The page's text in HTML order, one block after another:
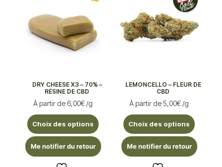
DRY CHEESE X3 – 70% –
RÉSINE DE CBD
À partir de6,00€ /g
Choix des options
Me notifier du retour
LEMONCELLO – FLEUR DE
CBD
À partir de5,00€ /g
Choix des options
Me notifier du retour